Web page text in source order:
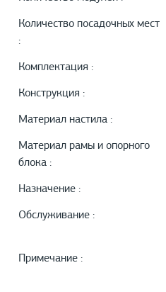
Количество посадочных мест
:
Комплектация :
Конструкция :
Материал настила :
Материал рамы и опорного
блока :
Назначение :
Обслуживание :
Примечание :